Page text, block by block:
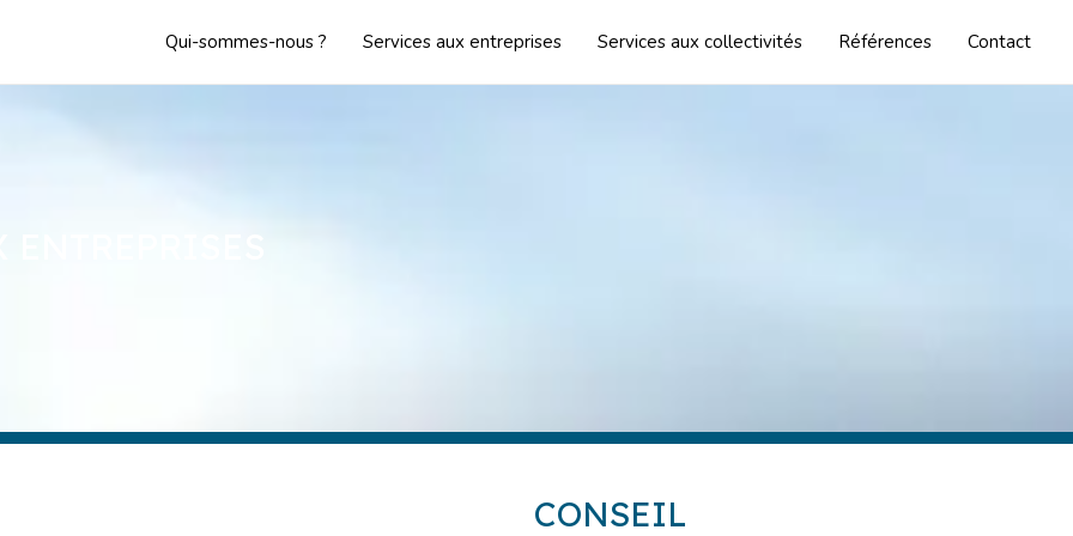
Qui-sommes-nous ? Services aux entreprises Services aux collectivités Références Contact
CONSEIL